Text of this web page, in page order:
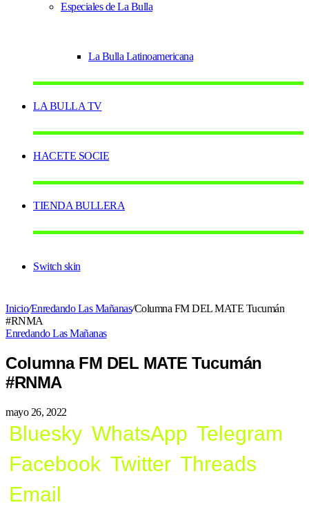
Especiales de La Bulla
La Bulla Latinoamericana
LA BULLA TV
HACETE SOCIE
TIENDA BULLERA
Switch skin
Inicio/Enredando Las Mañanas/Columna FM DEL MATE Tucumán
#RNMA
Enredando Las Mañanas
Columna FM DEL MATE Tucumán
#RNMA
mayo 26, 2022
Bluesky WhatsApp Telegram
Facebook Twitter Threads
Email